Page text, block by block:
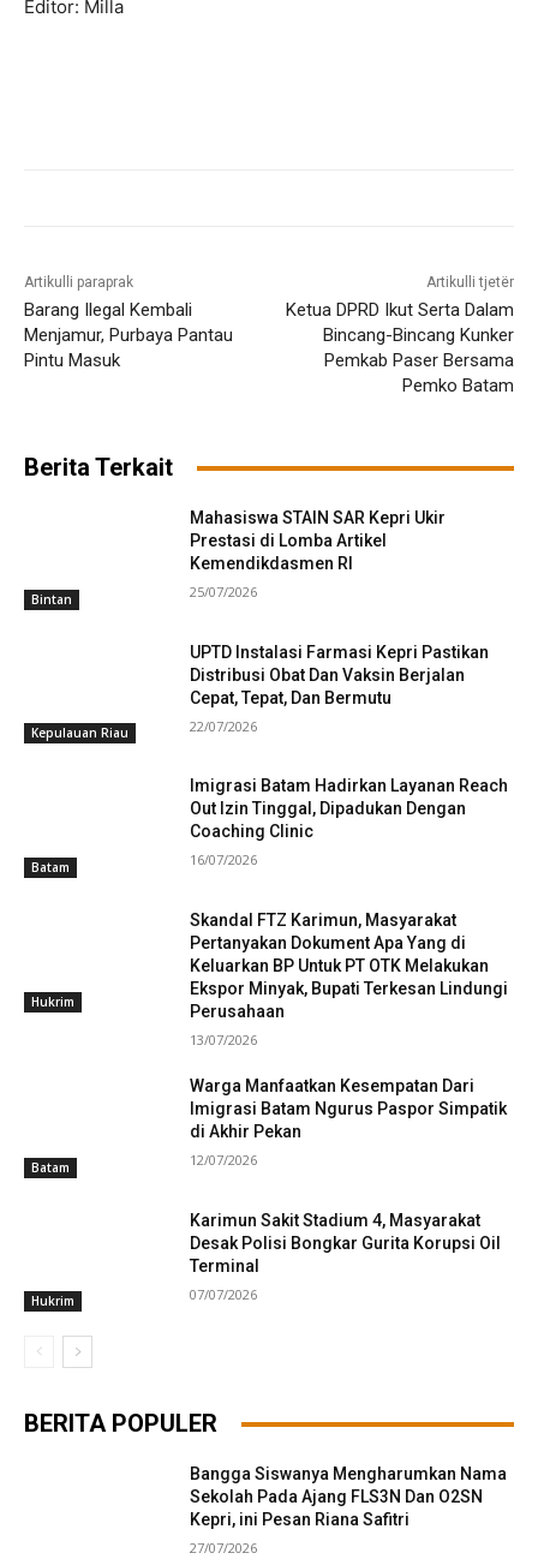
Editor: Milla
Artikulli paraprak
Barang Ilegal Kembali
Menjamur, Purbaya Pantau
Pintu Masuk
Artikulli tjetër
Ketua DPRD Ikut Serta Dalam
Bincang-Bincang Kunker
Pemkab Paser Bersama
Pemko Batam
Berita Terkait
Bintan
Mahasiswa STAIN SAR Kepri Ukir
Prestasi di Lomba Artikel
Kemendikdasmen RI
25/07/2026
Kepulauan Riau
UPTD Instalasi Farmasi Kepri Pastikan
Distribusi Obat Dan Vaksin Berjalan
Cepat, Tepat, Dan Bermutu
22/07/2026
Batam
Imigrasi Batam Hadirkan Layanan Reach
Out Izin Tinggal, Dipadukan Dengan
Coaching Clinic
16/07/2026
Hukrim
Skandal FTZ Karimun, Masyarakat
Pertanyakan Dokument Apa Yang di
Keluarkan BP Untuk PT OTK Melakukan
Ekspor Minyak, Bupati Terkesan Lindungi
Perusahaan
13/07/2026
Batam
Warga Manfaatkan Kesempatan Dari
Imigrasi Batam Ngurus Paspor Simpatik
di Akhir Pekan
12/07/2026
Hukrim
Karimun Sakit Stadium 4, Masyarakat
Desak Polisi Bongkar Gurita Korupsi Oil
Terminal
07/07/2026
BERITA POPULER
Bangga Siswanya Mengharumkan Nama
Sekolah Pada Ajang FLS3N Dan O2SN
Kepri, ini Pesan Riana Safitri
27/07/2026